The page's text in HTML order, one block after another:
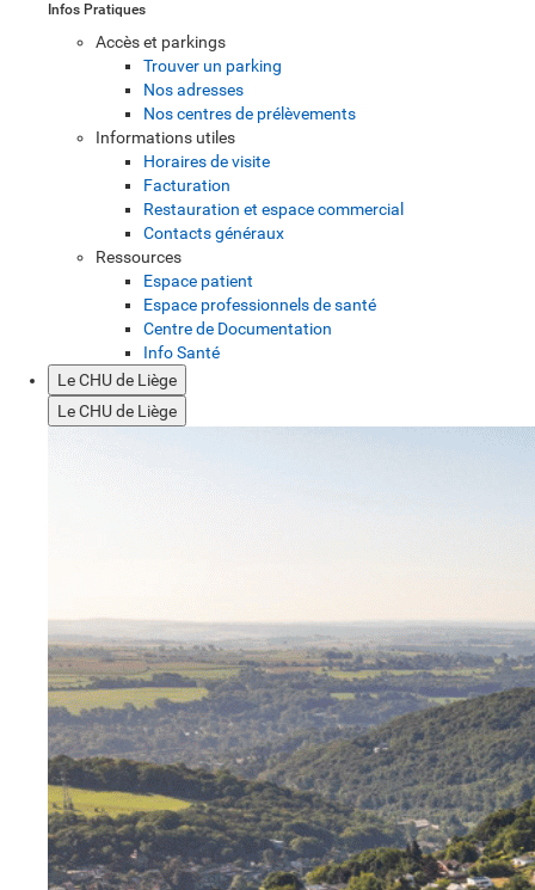
Infos Pratiques
Accès et parkings
Trouver un parking
Nos adresses
Nos centres de prélèvements
Informations utiles
Horaires de visite
Facturation
Restauration et espace commercial
Contacts généraux
Ressources
Espace patient
Espace professionnels de santé
Centre de Documentation
Info Santé
Le CHU de Liège
Le CHU de Liège